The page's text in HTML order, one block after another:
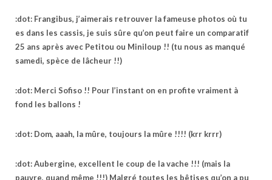
:dot: Frangibus, j’aimerais retrouver la fameuse photos où tu
es dans les cassis, je suis sûre qu’on peut faire un comparatif
25 ans après avec Petitou ou Miniloup !! (tu nous as manqué
samedi, spèce de lâcheur !!)
:dot: Merci Sofiso !! Pour l’instant on en profite vraiment à
fond les ballons !
:dot: Dom, aaah, la mûre, toujours la mûre !!!! (krr krrr)
:dot: Aubergine, excellent le coup de la vache !!! (mais la
pauvre, quand même !!!) Malgré toutes les bêtises qu’on a pu